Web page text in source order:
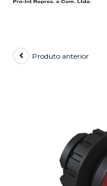
Produto anterior